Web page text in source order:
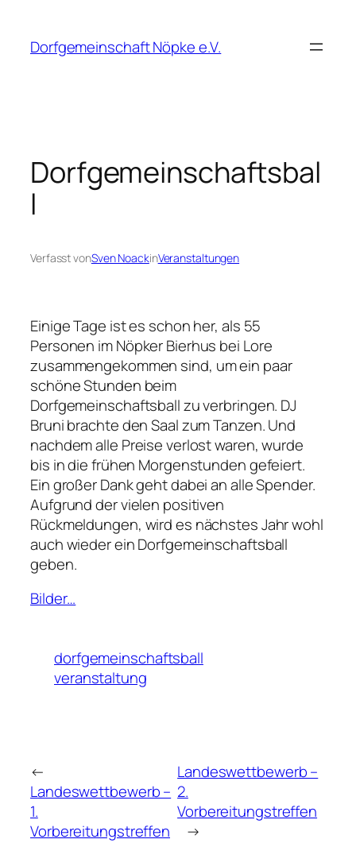
springen
Dorfgemeinschaft Nöpke e.V.
Dorfgemeinschaftsbal
l
Verfasst vonSven NoackinVeranstaltungen
Einige Tage ist es schon her, als 55
Personen im Nöpker Bierhus bei Lore
zusammengekommen sind, um ein paar
schöne Stunden beim
Dorfgemeinschaftsball zu verbringen. DJ
Bruni brachte den Saal zum Tanzen. Und
nachdem alle Preise verlost waren, wurde
bis in die frühen Morgenstunden gefeiert.
Ein großer Dank geht dabei an alle Spender.
Aufgrund der vielen positiven
Rückmeldungen, wird es nächstes Jahr wohl
auch wieder ein Dorfgemeinschaftsball
geben.
Bilder…
dorfgemeinschaftsball
veranstaltung
←
Landeswettbewerb –
1.
Vorbereitungstreffen
Landeswettbewerb –
2.
Vorbereitungstreffen
→